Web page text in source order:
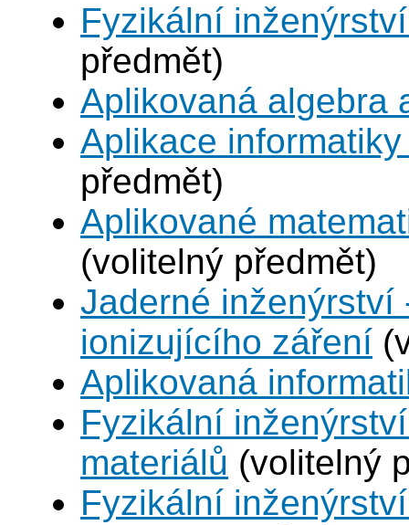
Fyzikální
předmět)
Aplikovaná algebra
Aplikace
předmět)
Aplikované
(volitelný předmět)
Jaderné inženýrství
ionizujícího záření
Aplikovaná
Fyzikální
materiálů (volitelný
Fyzikální